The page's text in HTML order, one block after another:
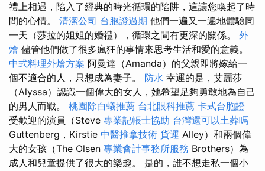
禮上相遇，陷入了經典的時光循環的陷阱，這讓您喚起了時
間的心情。 清潔公司 台胞證過期 他們一遍又一遍地體驗同
一天（莎拉的姐姐的婚禮），循環之間有更深的關係。 外
燴 儘管他們做了很多瘋狂的事情來思考生活和愛的意義。
中式料理外燴方案 阿曼達（Amanda）的父親即將嫁給一
個不適合的人，只想成為妻子。 防水 幸運的是，艾麗莎
（Alyssa）認識一個偉大的女人，她希望足夠勇敢地為自己
的男人而戰。 桃園除白蟻推薦 台北眼科推薦 卡式台胞證
受歡迎的演員（Steve 專業記帳士協助 台灣還可以土葬嗎
Guttenberg，Kirstie 中醫推拿技術 貨運 Alley）和兩個偉
大的女孩（The Olsen 專業會計事務所服務 Brothers）為
成人和兒童提供了很大的樂趣。 是的，誰不想走私一個小